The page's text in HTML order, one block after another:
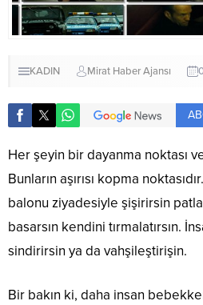
KADIN Mirat Haber Ajansı
Her şeyin bir dayanma noktası
Bunların aşırısı kopma
balonu ziyadesiyle şişirirsin
basarsın kendini tırmalatırsın.
sindirirsin ya da vahşileştirişin.
Bir bakın ki, daha insan